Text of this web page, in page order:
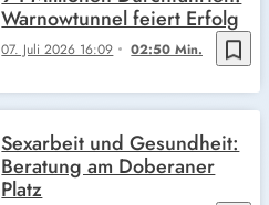
bookmark_border
07. Juli 2026 16:09 02:50 Min.
Warnowtunnel feiert Erfolg
Sexarbeit und Gesundheit:
Beratung am Doberaner
Platz